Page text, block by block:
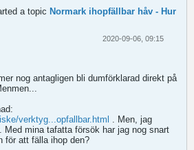
a topic Normark ihopfällbar håv - Hur
2020-09-06, 09:15
nog antagligen bli dumförklarad direkt på
verktyg...opfallbar.html . Men, jag
Med mina tafatta försök har jag nog snart
för att fälla ihop den?